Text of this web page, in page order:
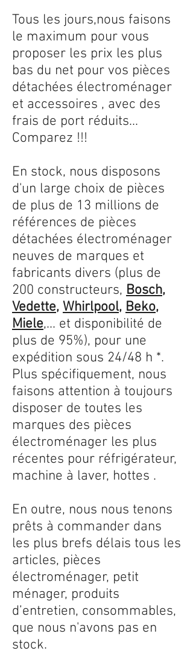
Tous les jours,nous faisons
le maximum pour vous
proposer les prix les plus
bas du net pour vos pièces
détachées électroménager
et accessoires , avec des
frais de port réduits...
Comparez !!!
En stock, nous disposons
d'un large choix de pièces
de plus de 13 millions de
références de pièces
détachées électroménager
neuves de marques et
fabricants divers (plus de
200 constructeurs, Bosch,
Vedette, Whirlpool, Beko,
Miele,... et disponibilité de
plus de 95%), pour une
expédition sous 24/48 h *.
Plus spécifiquement, nous
faisons attention à toujours
disposer de toutes les
marques des pièces
électroménager les plus
récentes pour réfrigérateur,
machine à laver, hottes .
En outre, nous nous tenons
prêts à commander dans
les plus brefs délais tous les
articles, pièces
électroménager, petit
ménager, produits
d’entretien, consommables,
que nous n'avons pas en
stock.